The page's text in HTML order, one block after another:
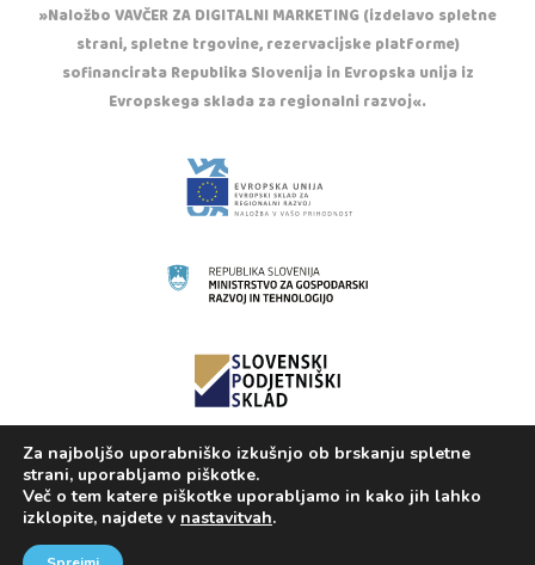
»Naložbo VAVČER ZA DIGITALNI MARKETING (izdelavo spletne
strani, spletne trgovine, rezervacijske platforme)
sofinancirata Republika Slovenija in Evropska unija iz
Evropskega sklada za regionalni razvoj«.
Copyright © 2020 Otroška trgovina Casper. Vse
pravice pridržane.
Izdelava spletnih strani:
Za najboljšo uporabniško izkušnjo ob brskanju spletne
strani, uporabljamo piškotke.
Več o tem katere piškotke uporabljamo in kako jih lahko
izklopite, najdete v nastavitvah.